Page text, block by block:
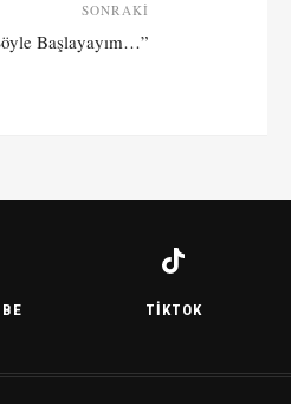
SONRAKI
Başlayayım…”
TIKTOK